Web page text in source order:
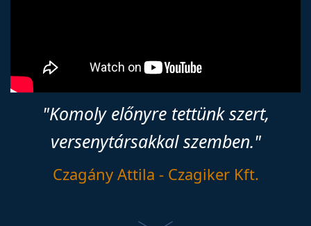
"Komoly előnyre tettünk szert,
versenytársakkal szemben."
Czagány Attila - Czagiker Kft.